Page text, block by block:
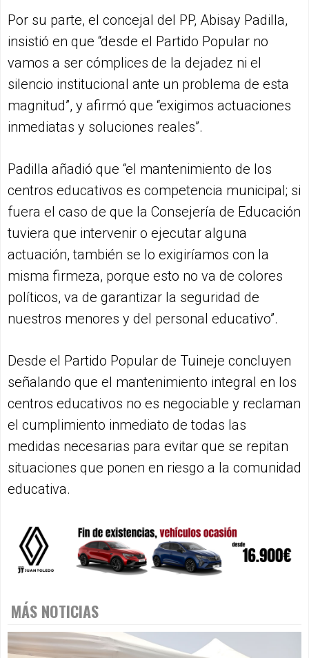
Por su parte, el concejal del PP, Abisay Padilla,
insistió en que “desde el Partido Popular no
vamos a ser cómplices de la dejadez ni el
silencio institucional ante un problema de esta
magnitud”, y afirmó que “exigimos actuaciones
inmediatas y soluciones reales”.
Padilla añadió que “el mantenimiento de los
centros educativos es competencia municipal; si
fuera el caso de que la Consejería de Educación
tuviera que intervenir o ejecutar alguna
actuación, también se lo exigiríamos con la
misma firmeza, porque esto no va de colores
políticos, va de garantizar la seguridad de
nuestros menores y del personal educativo”.
Desde el Partido Popular de Tuineje concluyen
señalando que el mantenimiento integral en los
centros educativos no es negociable y reclaman
el cumplimiento inmediato de todas las
medidas necesarias para evitar que se repitan
situaciones que ponen en riesgo a la comunidad
educativa.
MÁS NOTICIAS